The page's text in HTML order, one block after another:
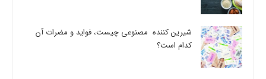
شیرین کننده مصنوعی چیست، فواید و مضرات آن
کدام است؟